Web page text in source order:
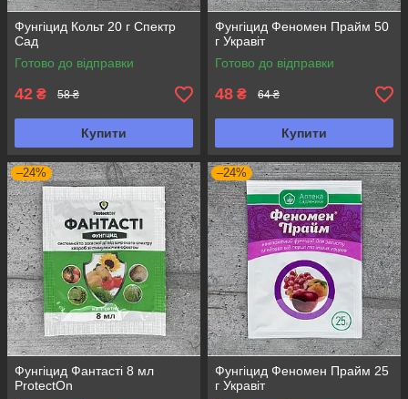
Фунгіцид Кольт 20 г Спектр
Сад
Готово до відправки
42 ₴ 58 ₴
Купити
Фунгіцид Феномен Прайм 50
г Укравіт
Готово до відправки
48 ₴ 64 ₴
Купити
–24%
Фунгіцид Фантасті 8 мл
ProtectOn
–24%
Фунгіцид Феномен Прайм 25
г Укравіт